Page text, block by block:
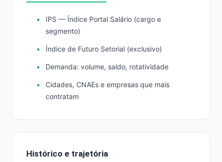
IPS — Índice Portal Salário (cargo e
segmento)
Índice de Futuro Setorial (exclusivo)
Demanda: volume, saldo, rotatividade
Cidades, CNAEs e empresas que mais
contratam
Histórico e trajetória